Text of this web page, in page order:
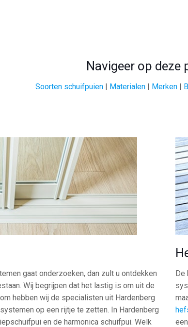
Navigeer op deze
Soorten schuifpuien| Materialen| Merken|
gaat onderzoeken, dan zult u ontdekken
Wij begrijpen dat het lastig is om uit de
hebben wij de specialisten uit Hardenberg
op een rijtje te zetten. In Hardenberg
en de harmonica schuifpui. Welk
De